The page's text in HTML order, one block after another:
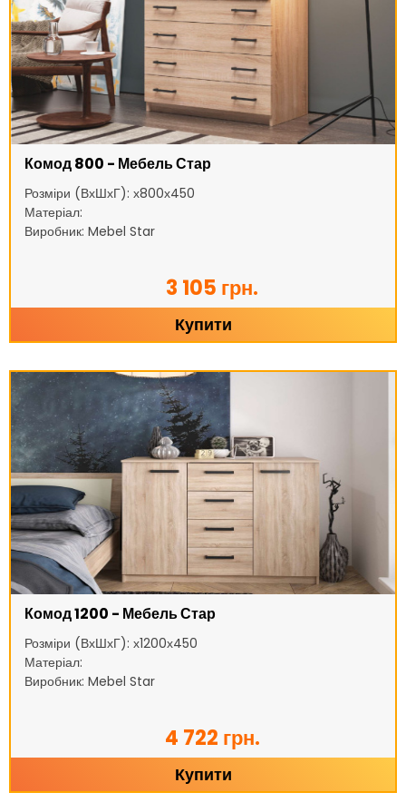
Комод 800 - Мебель Стар
Розміри (ВхШхГ): х800х450
Матеріал:
Виробник: Mebel Star
3 105 грн.
Купити
Комод 1200 - Мебель Стар
Розміри (ВхШхГ): х1200х450
Матеріал:
Виробник: Mebel Star
4 722 грн.
Купити